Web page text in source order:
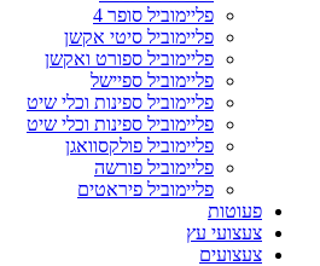
פליימוביל סופר 4
פליימוביל סיטי אקשן
פליימוביל ספורט ואקשן
פליימוביל ספיישל
פליימוביל ספינות וכלי שיט
פליימוביל ספינות וכלי שיט
פליימוביל פולקסוואגן
פליימוביל פורשה
פליימוביל פיראטים
פעוטות
צעצועי עץ
צעצועים